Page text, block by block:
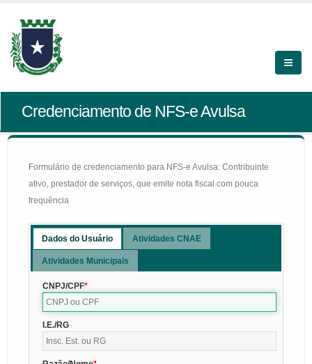
Credenciamento de NFS-e Avulsa
Formulário de credenciamento para NFS-e Avulsa: Contribuinte
ativo, prestador de serviços, que emite nota fiscal com pouca
frequência
Dados do Usuário Atividades CNAE
Atividades Municipais
CNPJ/CPF
I.E./RG